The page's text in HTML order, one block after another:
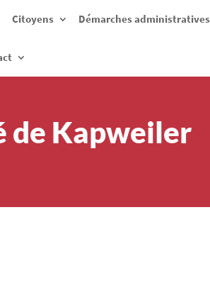
Citoyens Démarches administratives
de Kapweiler